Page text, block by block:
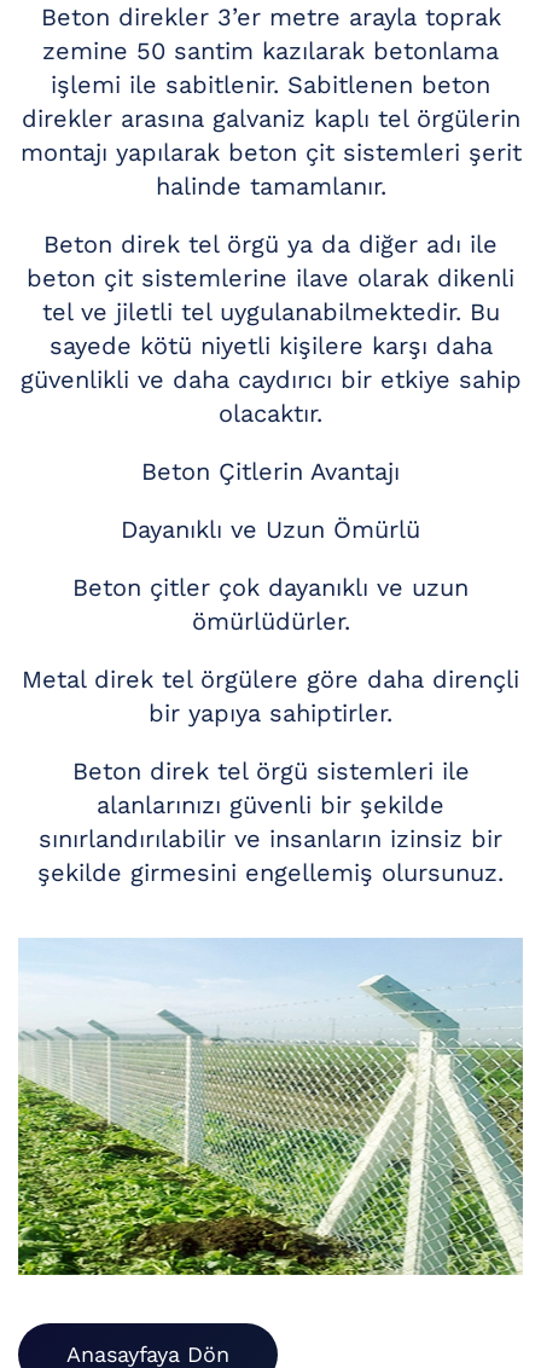
Beton direkler 3’er metre arayla toprak
zemine 50 santim kazılarak betonlama
işlemi ile sabitlenir. Sabitlenen beton
direkler arasına galvaniz kaplı tel örgülerin
montajı yapılarak beton çit sistemleri şerit
halinde tamamlanır.
Beton direk tel örgü ya da diğer adı ile
beton çit sistemlerine ilave olarak dikenli
tel ve jiletli tel uygulanabilmektedir. Bu
sayede kötü niyetli kişilere karşı daha
güvenlikli ve daha caydırıcı bir etkiye sahip
olacaktır.
Beton Çitlerin Avantajı
Dayanıklı ve Uzun Ömürlü
Beton çitler çok dayanıklı ve uzun
ömürlüdürler.
Metal direk tel örgülere göre daha dirençli
bir yapıya sahiptirler.
Beton direk tel örgü sistemleri ile
alanlarınızı güvenli bir şekilde
sınırlandırılabilir ve insanların izinsiz bir
şekilde girmesini engellemiş olursunuz.
Anasayfaya Dön